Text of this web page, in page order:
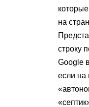
на
строку
Google
если на